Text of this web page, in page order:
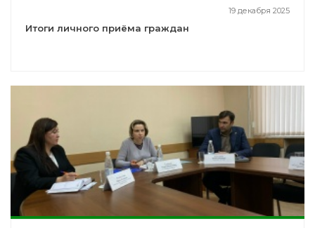
19 декабря 2025
Итоги личного приёма граждан